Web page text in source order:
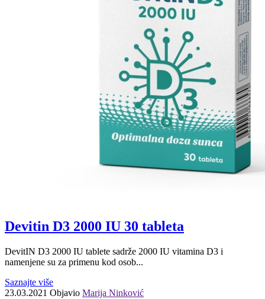
Devitin D3 2000 IU 30 tableta
DevitIN D3 2000 IU tablete sadrže 2000 IU vitamina D3 i
namenjene su za primenu kod osob...
Saznajte više
23.03.2021 Objavio Marija Ninković